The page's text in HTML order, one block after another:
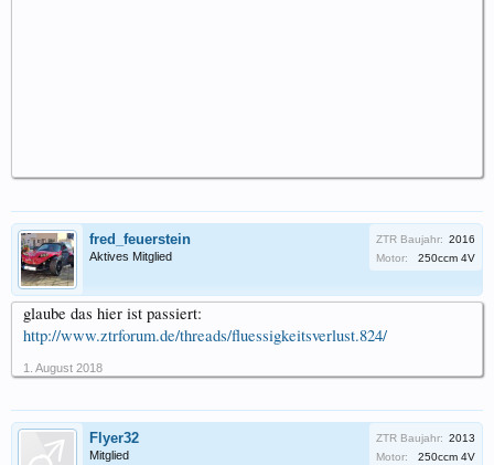
fred_feuerstein
Aktives Mitglied
ZTR Baujahr: 2016
Motor:
250ccm 4V
glaube das hier ist passiert:
http://www.ztrforum.de/threads/fluessigkeitsverlust.824/
1. August 2018
Flyer32
Mitglied
ZTR Baujahr: 2013
Motor:
250ccm 4V